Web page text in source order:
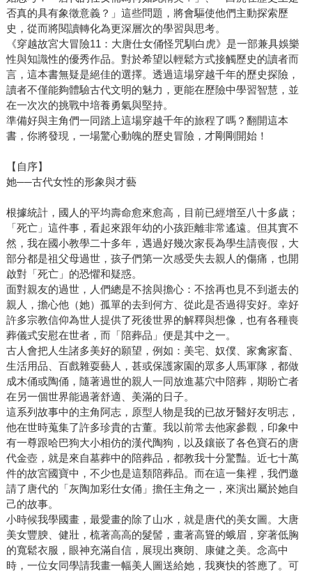
否真的具有象徵意義？」這些問題，將會驅使他們主動探索歷
史，從而將閱讀轉化為更深層次的學習與思考。
《穿越故宮大冒險11：大唐仕女俑怪咒馴白虎》是一部兼具娛樂
性與知識性的優秀作品。對於希望以輕鬆方式接觸歷史的讀者而
言，這本書無疑是絕佳的選擇。透過這場穿越千年的歷史探險，
讀者不僅能夠體驗古代文明的魅力，更能在歷險中學習智慧，並
在一次次的挑戰中培養勇氣與堅持。
準備好與主角們一同踏上這場穿越千年的旅程了嗎？翻開這本
書，你將發現，一場驚心動魄的歷史冒險，才剛剛開始！
【自序】
她──古代女性的形象與才藝
根據統計，國人的平均壽命愈來愈高，目前已經增至八十多歲；
「死亡」這件事，看起來跟年幼的小孩距離非常遙遠。但其實不
然，我在國小教學二十多年，遇過好幾次家長為學生請喪假，大
部分都是祖父母過世，孩子們第一次感受失去親人的傷痛，也開
啟對「死亡」的恐懼和疑惑。
面對親友的過世，人們總是不捨與擔心：不捨再也見不到逝去的
親人，擔心他（她）孤單的去到何方、從此是否過得安好。幸好
許多宗教信仰為世人提供了死後世界的解釋與想像，也有各種喪
葬儀式安慰在世者，而「陪葬品」便是其中之一。
古人會把人生諸多美好的願望，例如：美宅、奴僕、家禽家畜、
生活用品、百戲雜耍藝人，甚或保護家園的眾多人馬軍隊，都做
成木俑或陶俑，隨著過世的親人一同放進墓穴中陪葬，期盼亡者
在另一個世界能過著舒適、美滿的日子。
這系列故事中的主角阿志，原型人物是我的已故牙醫好友明志，
他在世時蒐集了許多珍貴的古董。我以前常去他家參觀，印象中
有一尊跟哈巴狗大小相仿的漢代陶狗，以及鑲嵌了各色寶石的唐
代金壺，就是來自墓葬中的陪葬品，都教我十分驚豔。近七十萬
件的故宮國寶中，不少也是這類陪葬品。而在這一集裡，我們邀
請了唐代的「灰陶加彩仕女俑」擔任主角之一，來演出屬於她自
己的故事。
小時候我學國畫，最愛畫的除了山水，就是唐代的美女圖。大唐
美女豐腴、健壯，梳著高高的髮髻，畫著高聳的蛾眉，穿著低胸
的寬鬆衣服，眼神充滿自信，展現出爽朗、康健之美。念高中
時，一位女同學請我畫一幅美人圖送給她，我爽快的答應了。可